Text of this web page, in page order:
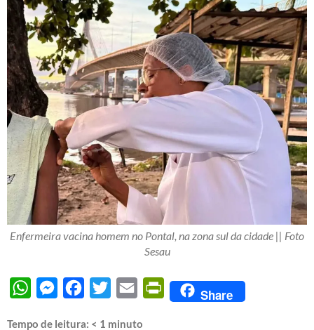
Enfermeira vacina homem no Pontal, na zona sul da cidade || Foto
Sesau
WhatsAppMessengerFacebook
Twitter Email PrintFriendly
Share
Tempo de leitura: < 1 minuto